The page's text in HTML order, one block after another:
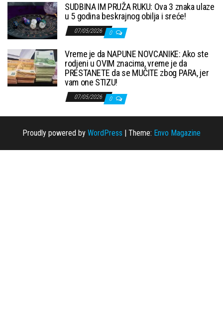
SUDBINA IM PRUŽA RUKU: Ova 3 znaka ulaze
u 5 godina beskrajnog obilja i sreće!
07/05/2026 0
Vreme je da NAPUNE NOVCANIKE: Ako ste
rodjeni u OVIM znacima, vreme je da
PRESTANETE da se MUČITE zbog PARA, jer
vam one STIZU!
07/05/2026 0
Proudly powered by WordPress Theme: Envo Magazine